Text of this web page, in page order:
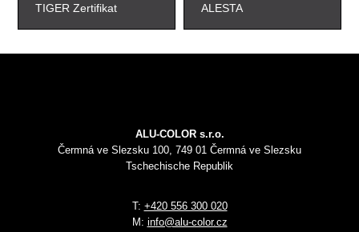
TIGER Zertifikat ALESTA
ALU-COLOR s.r.o.
Čermná ve Slezsku 100, 749 01 Čermná ve Slezsku
Tschechische Republik
T: +420 556 300 020
M: info@alu-color.cz